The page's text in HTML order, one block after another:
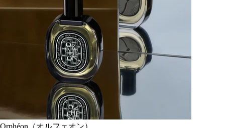
Orphéon（オルフェオン）